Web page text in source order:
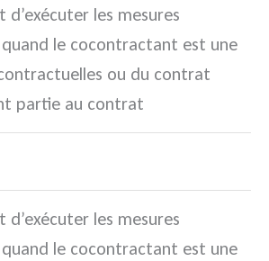
les mesures
le cocontractant est une
ou du contrat
partie au contrat
les mesures
le cocontractant est une